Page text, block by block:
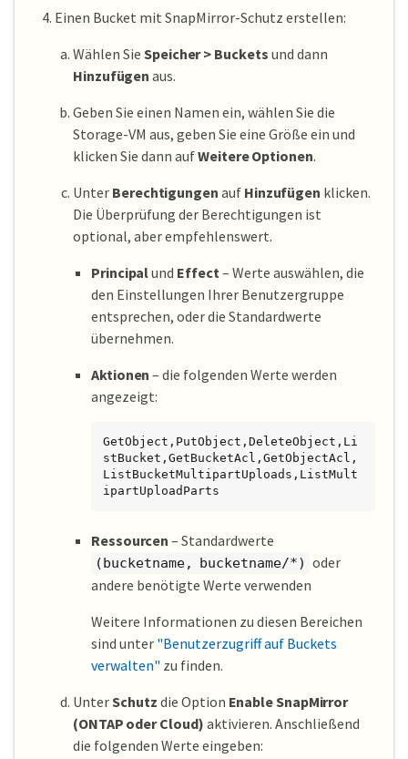
Einen Bucket mit SnapMirror-Schutz erstellen:
Wählen Sie Speicher > Buckets und dann
Hinzufügen aus.
Geben Sie einen Namen ein, wählen Sie die
Storage-VM aus, geben Sie eine Größe ein und
klicken Sie dann aufWeitere Optionen.
Unter Berechtigungen auf Hinzufügen klicken.
Die Überprüfung der Berechtigungen ist
optional, aber empfehlenswert.
Principalund Effect – Werte auswählen, die
den Einstellungen Ihrer Benutzergruppe
entsprechen, oder die Standardwerte
übernehmen.
Aktionen – die folgenden Werte werden
angezeigt:
GetObject,PutObject,DeleteObject,Li
stBucket,GetBucketAcl,GetObjectAcl,
ListBucketMultipartUploads,ListMult
ipartUploadParts
Ressourcen – Standardwerte
(bucketname, bucketname/*) oder
andere benötigte Werte verwenden
Weitere Informationen zu diesen Bereichen
sind unter "Benutzerzugriff auf Buckets
verwalten" zu finden.
UnterSchutz die Option Enable SnapMirror
(ONTAP oder Cloud) aktivieren. Anschließend
die folgenden Werte eingeben: